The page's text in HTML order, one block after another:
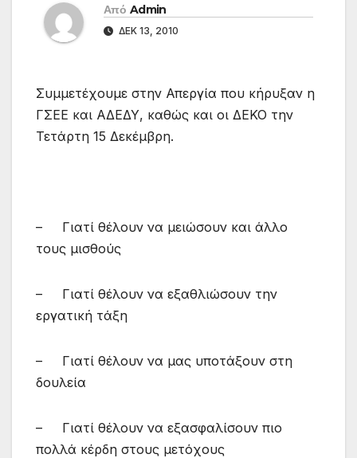
Από Admin
ΔΕΚ 13, 2010
Συμμετέχουμε στην Απεργία που κήρυξαν η
ΓΣΕΕ και ΑΔΕΔΥ, καθώς και οι ΔΕΚΟ την
Τετάρτη 15 Δεκέμβρη.
– Γιατί θέλουν να μειώσουν και άλλο
τους μισθούς
– Γιατί θέλουν να εξαθλιώσουν την
εργατική τάξη
– Γιατί θέλουν να μας υποτάξουν στη
δουλεία
– Γιατί θέλουν να εξασφαλίσουν πιο
πολλά κέρδη στους μετόχους